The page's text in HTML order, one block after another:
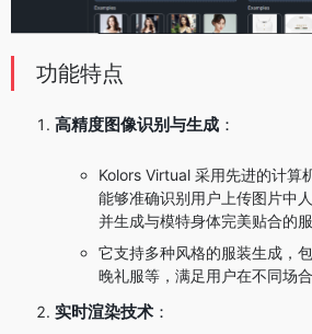
功能特点
高精度图像识别与生成 ：
Kolors Virtual 采用先进的计算
能够准确识别用户上传图片中
并生成与模特身体完美贴合的服
它支持多种风格的服装生成，
晚礼服等，满足用户在不同场合
实时渲染技术 ：